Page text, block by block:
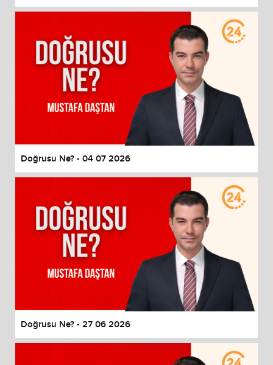
Doğrusu Ne? - 04 07 2026
Doğrusu Ne? - 27 06 2026